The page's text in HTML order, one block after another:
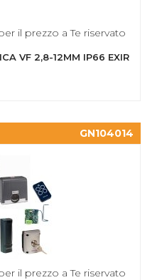
il prezzo a Te riservato
VF 2,8-12MM IP66 EXIR
GN104014
il prezzo a Te riservato